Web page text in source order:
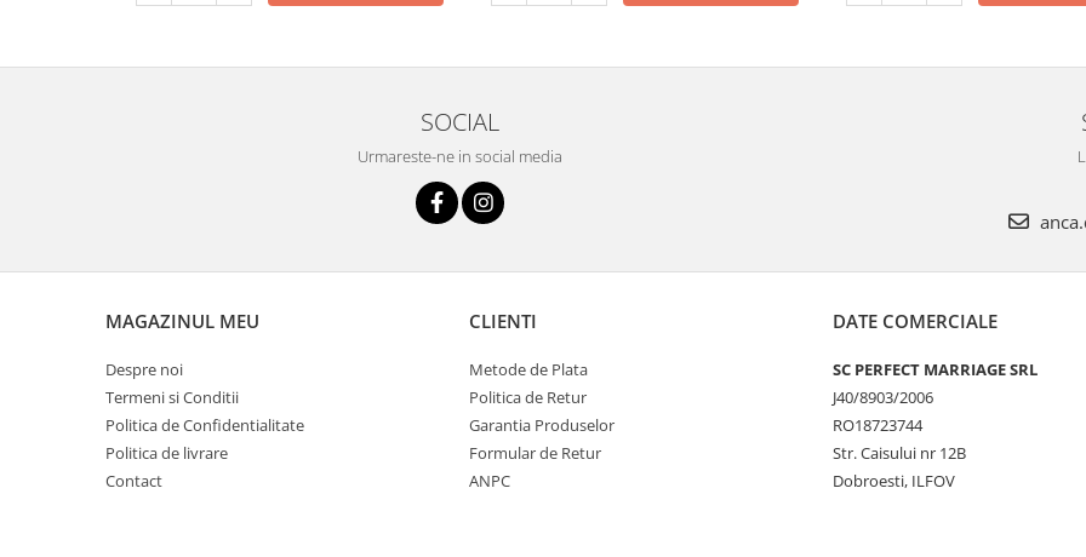
SOCIAL
Urmareste-ne in social media
MAGAZINUL MEU
Despre noi
Termeni si Conditii
Politica de Confidentialitate
Politica de livrare
Contact
CLIENTI
Metode de Plata
Politica de Retur
Garantia Produselor
Formular de Retur
ANPC
DATE COMERCIALE
SC PERFECT MARRIAGE SRL
J40/8903/2006
RO18723744
Str. Caisului nr 12B
Dobroesti, ILFOV